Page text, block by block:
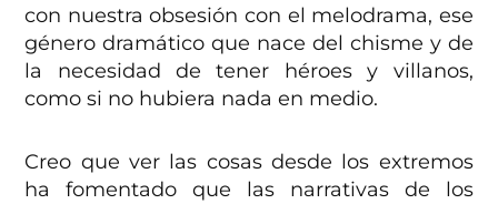
con nuestra obsesión con el melodrama, ese
género dramático que nace del chisme y de
la necesidad de tener héroes y villanos,
como si no hubiera nada en medio.
Creo que ver las cosas desde los extremos
ha fomentado que las narrativas de los